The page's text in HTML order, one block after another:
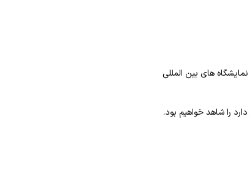
های بین المللی
را شاهد خواهیم بود.